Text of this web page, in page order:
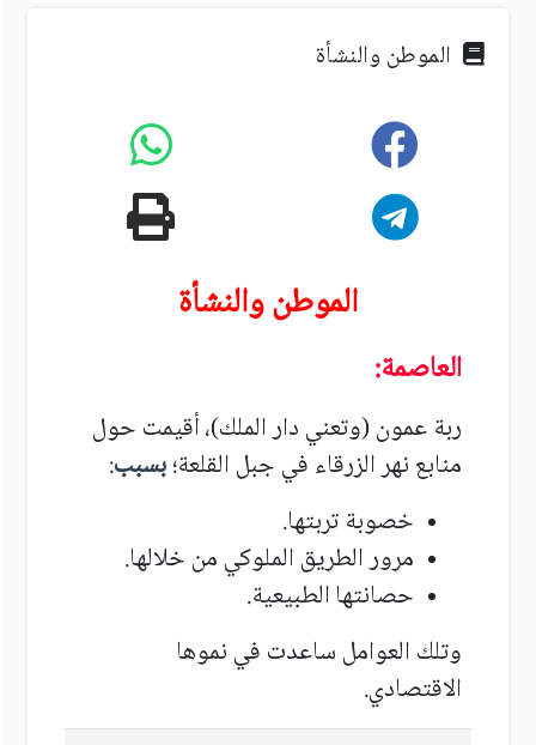
الموطن والنشأة
الموطن والنشأة
العاصمة:
ربة عمون (وتعني دار الملك)،أقيمت حول
منابع نهر الزرقاء في جبل القلعة؛بسبب:
خصوبة تربتها.
مرور الطريق الملوكي من خلالها.
حصانتهاالطبيعية.
وتلك العوامل ساعدت في نموها
الاقتصادي.